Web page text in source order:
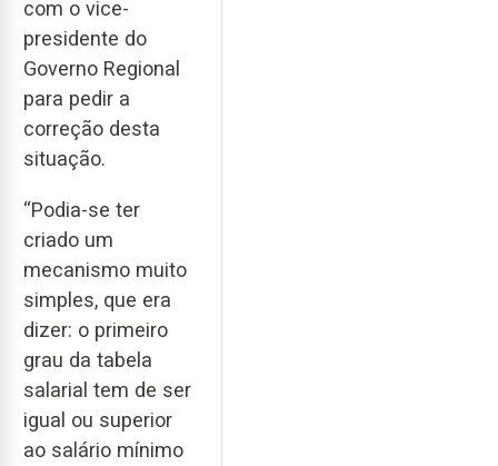
com o vice-
presidente do
Governo Regional
para pedir a
correção desta
situação.
“Podia-se ter
criado um
mecanismo muito
simples, que era
dizer: o primeiro
grau da tabela
salarial tem de ser
igual ou superior
ao salário mínimo